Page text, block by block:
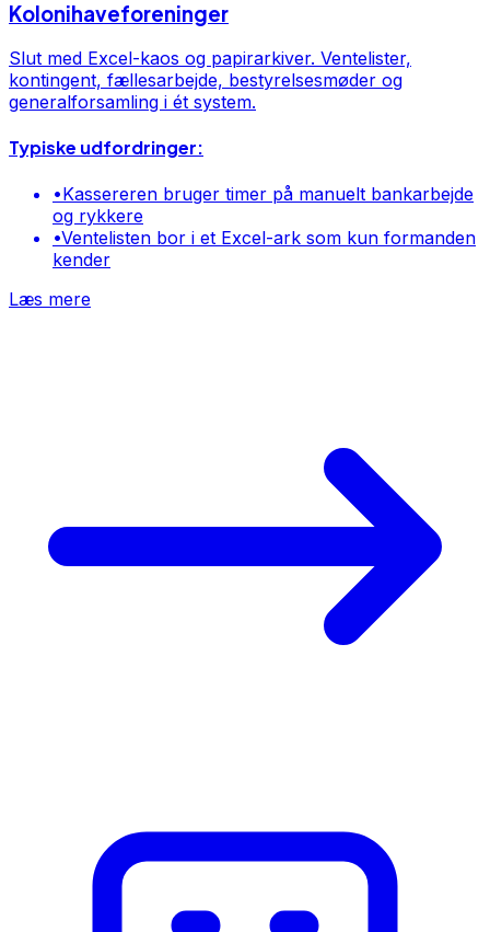
Kolonihaveforeninger
Slut med Excel-kaos og papirarkiver. Ventelister,
kontingent, fællesarbejde, bestyrelsesmøder og
generalforsamling i ét system.
Typiske udfordringer:
•Kassereren bruger timer på manuelt bankarbejde
og rykkere
•Ventelisten bor i et Excel-ark som kun formanden
kender
Læs mere